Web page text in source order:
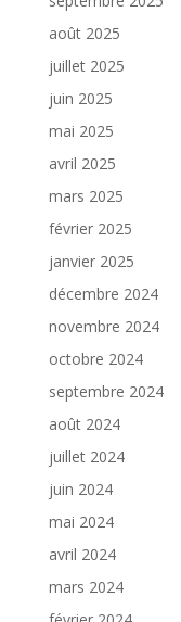
août 2025
juillet 2025
juin 2025
mai 2025
avril 2025
mars 2025
février 2025
janvier 2025
décembre 2024
novembre 2024
octobre 2024
septembre 2024
août 2024
juillet 2024
juin 2024
mai 2024
avril 2024
mars 2024